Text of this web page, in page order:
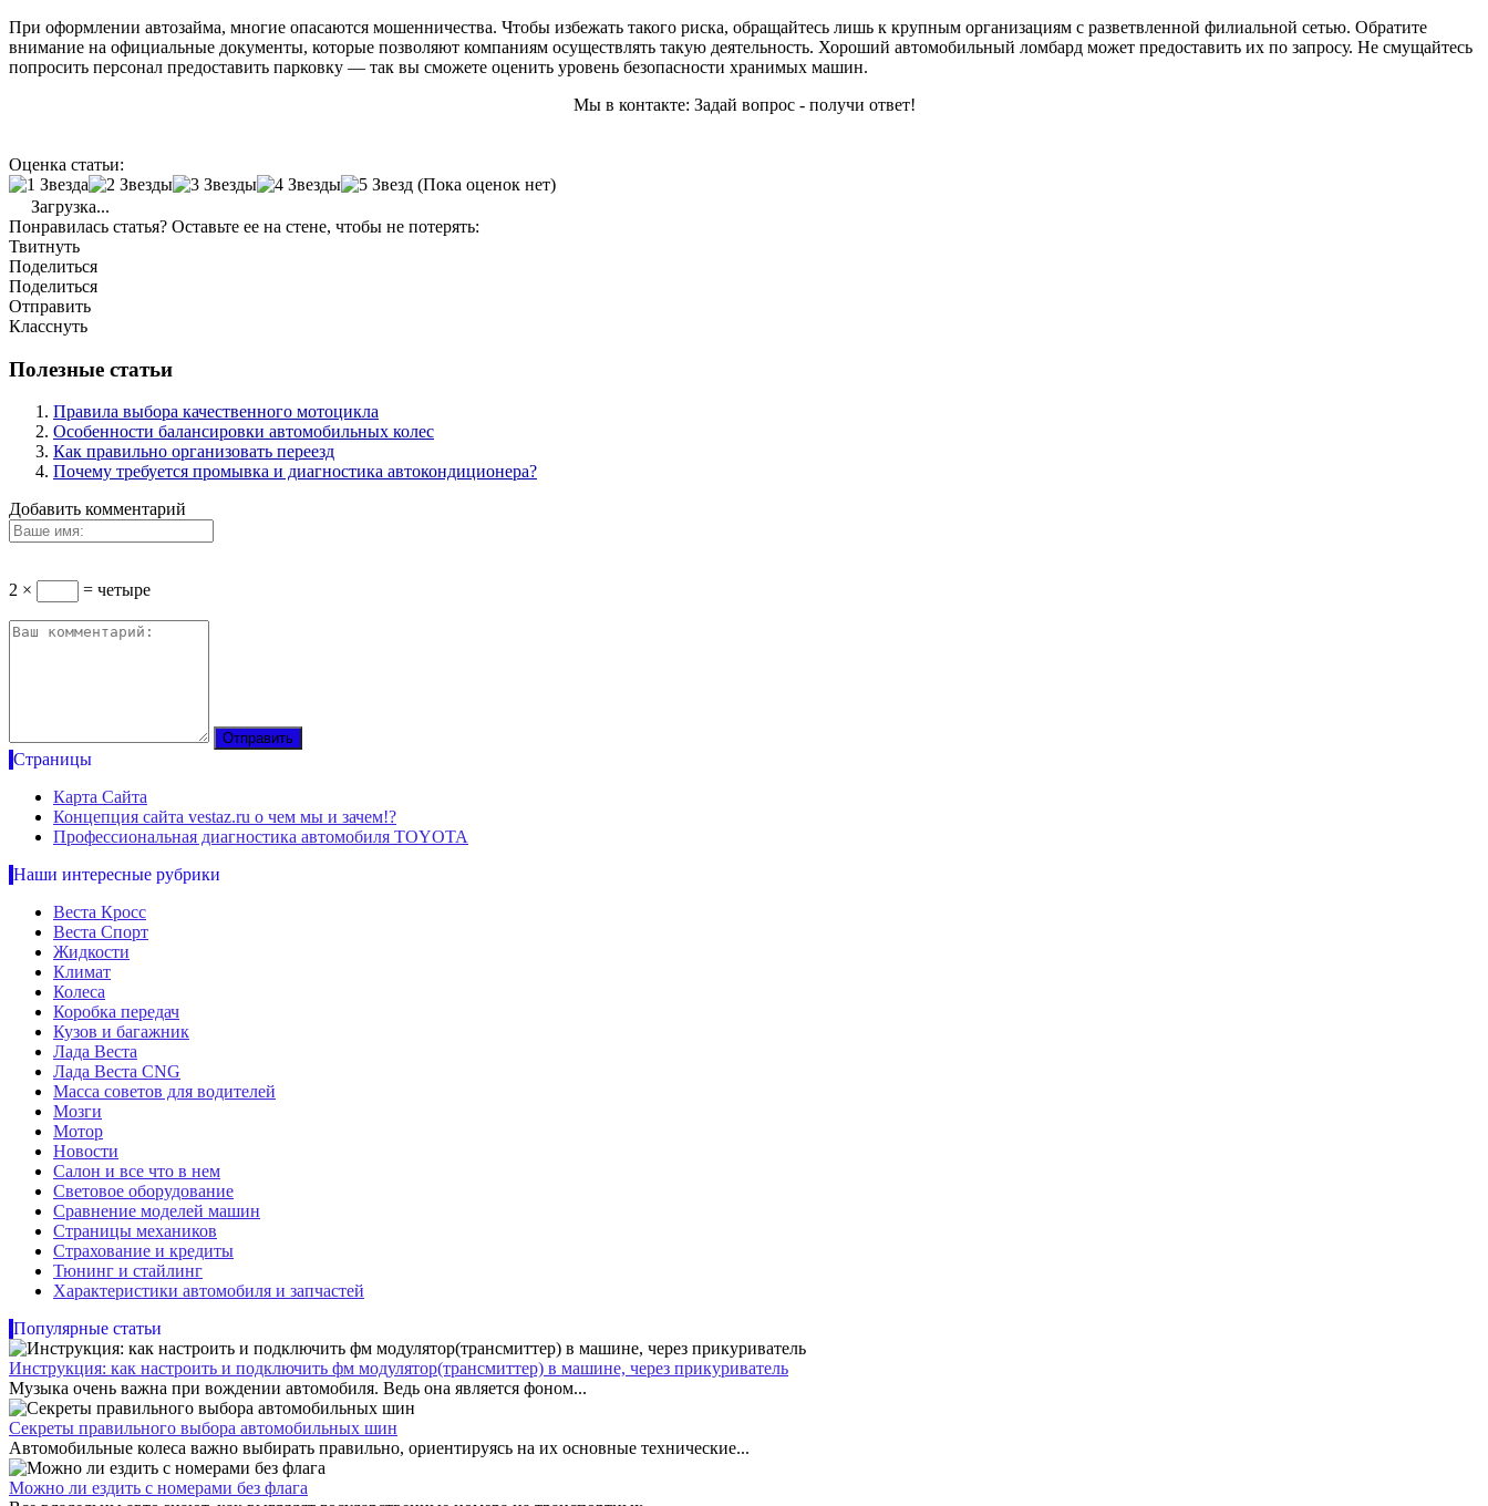
При оформлении автозайма, многие опасаются мошенничества. Чтобы избежать такого риска, обращайтесь лишь к крупным организациям с разветвленной филиальной сетью. Обратите
внимание на официальные документы, которые позволяют компаниям осуществлять такую деятельность. Хороший автомобильный ломбард может предоставить их по запросу. Не смущайтесь
попросить персонал предоставить парковку — так вы сможете оценить уровень безопасности хранимых машин.
Мы в контакте: Задай вопрос - получи ответ!
Оценка статьи:
(Пока оценок нет)
Загрузка...
Понравилась статья? Оставьте ее на стене, чтобы не потерять:
Твитнуть
Поделиться
Поделиться
Отправить
Класснуть
Полезные статьи
Правила выбора качественного мотоцикла
Особенности балансировки автомобильных колес
Как правильно организовать переезд
Почему требуется промывка и диагностика автокондиционера?
Добавить комментарий
2 × = четыре
Страницы
Карта Сайта
Концепция сайта vestaz.ru о чем мы и зачем!?
Профессиональная диагностика автомобиля TOYOTA
Наши интересные рубрики
Веста Кросс
Веста Спорт
Жидкости
Климат
Колеса
Коробка передач
Кузов и багажник
Лада Веста
Лада Веста CNG
Масса советов для водителей
Мозги
Мотор
Новости
Салон и все что в нем
Световое оборудование
Сравнение моделей машин
Страницы механиков
Страхование и кредиты
Тюнинг и стайлинг
Характеристики автомобиля и запчастей
Популярные статьи
Инструкция: как настроить и подключить фм модулятор(трансмиттер) в машине, через прикуриватель
Музыка очень важна при вождении автомобиля. Ведь она является фоном...
Секреты правильного выбора автомобильных шин
Автомобильные колеса важно выбирать правильно, ориентируясь на их основные технические...
Можно ли ездить с номерами без флага